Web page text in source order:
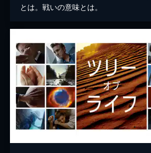
とは。戦いの意味とは。